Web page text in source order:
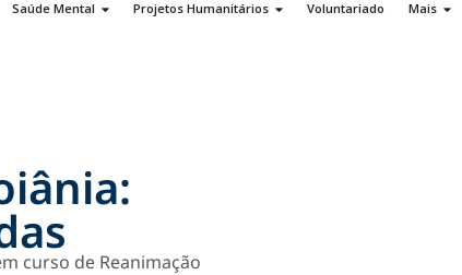
Saúde Mental Projetos Humanitários Voluntariado Mais
curso de Reanimação